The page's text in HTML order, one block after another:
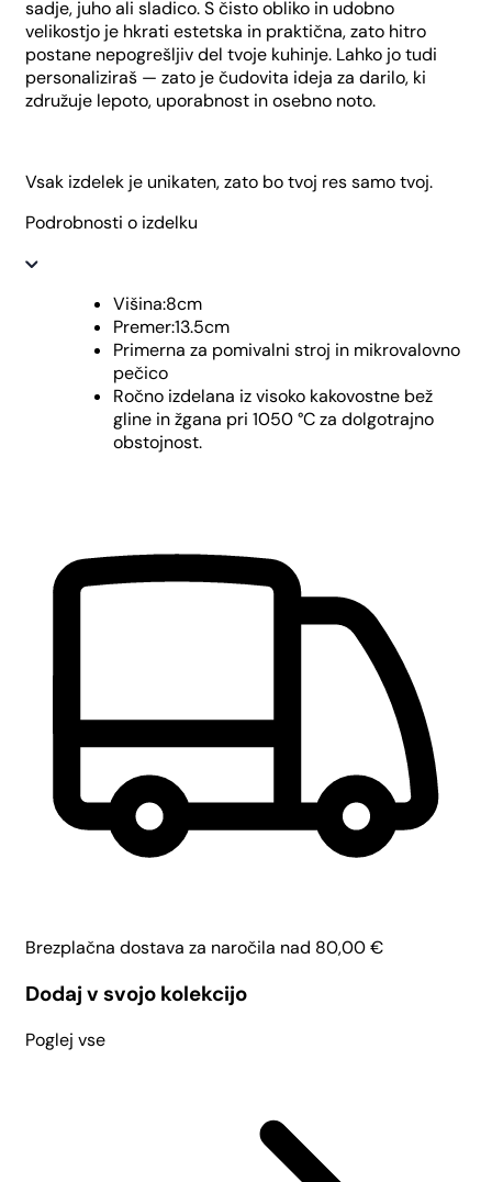
sadje, juho ali sladico. S čisto obliko in udobno
velikostjo je hkrati estetska in praktična, zato hitro
postane nepogrešljiv del tvoje kuhinje. Lahko jo tudi
personaliziraš — zato je čudovita ideja za darilo, ki
združuje lepoto, uporabnost in osebno noto.
Vsak izdelek je unikaten, zato bo tvoj res samo tvoj.
Podrobnosti o izdelku
Višina:8cm
Premer:13.5cm
Primerna za pomivalni stroj in mikrovalovno
pečico
Ročno izdelana iz visoko kakovostne bež
gline in žgana pri 1050 °C za dolgotrajno
obstojnost.
Brezplačna dostava za naročila nad 80,00€
Dodaj v svojo kolekcijo
Poglej vse